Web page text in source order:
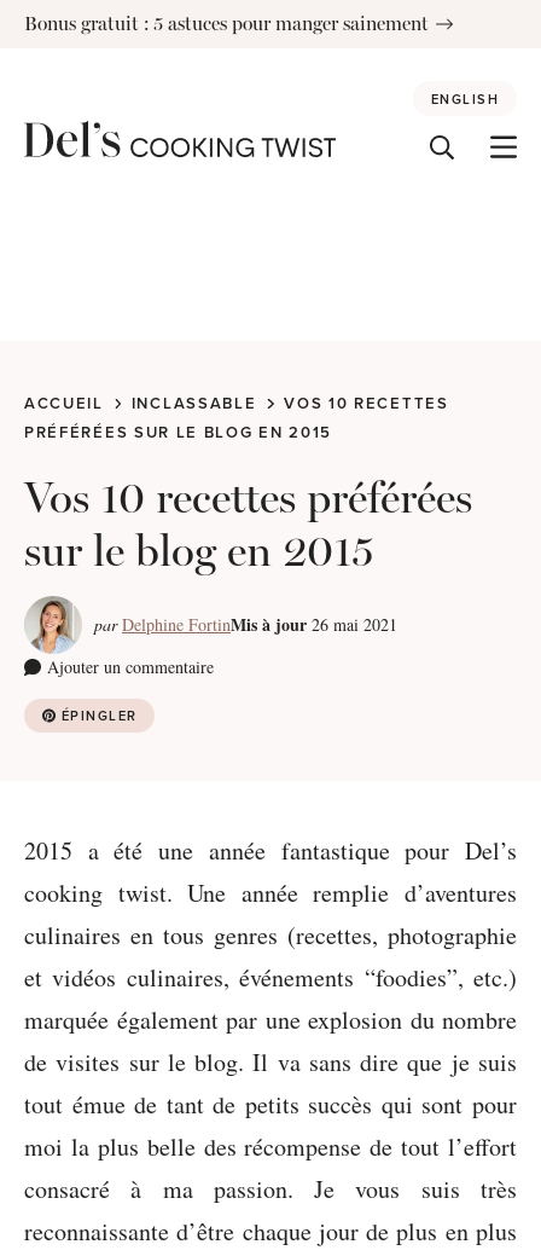
SkipBonus gratuit : 5 astuces pour manger sainement
ENGLISH
ACCUEIL INCLASSABLE
VOS 10 RECETTES
PRÉFÉRÉES SUR LE BLOG EN 2015
Vos 10 recettes préférées
sur le blog en 2015
par Delphine FortinMis à jour 26 mai 2021
Ajouter un commentaire
ÉPINGLER
2015 a été une année fantastique pour Del’s
cooking twist. Une année remplie d’aventures
culinaires en tous genres (recettes, photographie
et vidéos culinaires, événements “foodies”, etc.)
marquée également par une explosion du nombre
de visites sur le blog. Il va sans dire que je suis
tout émue de tant de petits succès qui sont pour
moi la plus belle des récompense de tout l’effort
consacré à ma passion. Je vous suis très
reconnaissante d’être chaque jour de plus en plus